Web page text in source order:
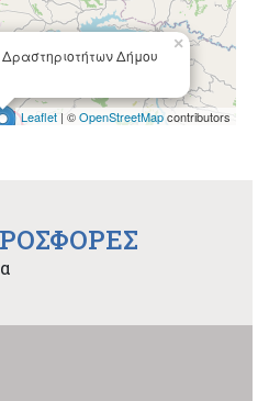
Δραστηριοτήτων Δήμου
×
Leaflet | ©OpenStreetMapcontributors